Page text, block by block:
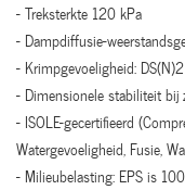
- Treksterkte 120 kPa
- Dampdiffusie-
- Krimpgevoeligheid:
- Dimensionele stabiliteit bij
- ISOLE-gecertifieerd
Watergevoeligheid, Fusie,
- Milieubelasting: EPS is